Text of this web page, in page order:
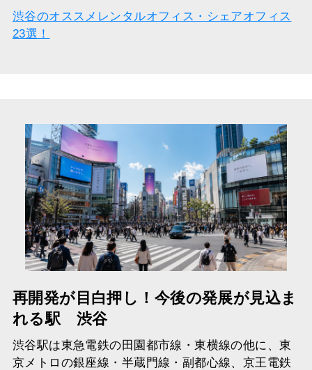
渋谷のオススメレンタルオフィス・シェアオフィス
23選！
再開発が目白押し！今後の発展が見込ま
れる駅 渋谷
渋谷駅は東急電鉄の田園都市線・東横線の他に、東
京メトロの銀座線・半蔵門線・副都心線、京王電鉄